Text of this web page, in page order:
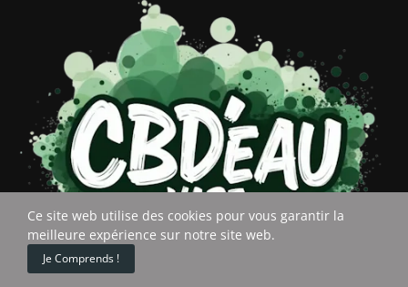
Home
Ce site web utilise des cookies pour vous garantir la
meilleure expérience sur notre site web.
Je Comprends !